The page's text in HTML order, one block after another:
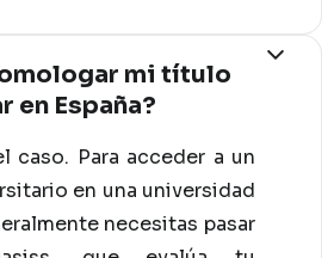
mi título
en España?
caso. Para acceder a un
en una universidad
necesitas pasar